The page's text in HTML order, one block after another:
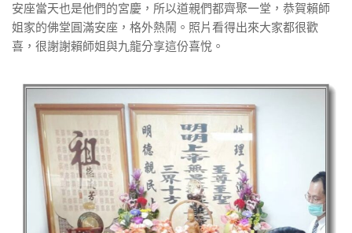
安座當天也是他們的宮慶，所以道親們都齊聚一堂，恭賀賴師
姐家的佛堂圓滿安座，格外熱鬧。照片看得出來大家都很歡
喜，很謝謝賴師姐與九龍分享這份喜悅。